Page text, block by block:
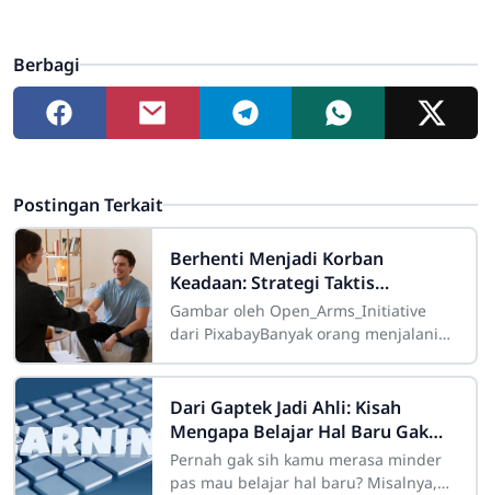
Berbagi
Postingan Terkait
Berhenti Menjadi Korban
Keadaan: Strategi Taktis
Menghapus Sifat Buruk untuk
Membentuk Karakter Kelas Atas
Gambar oleh Open_Arms_Initiative
dari PixabayBanyak orang menjalani
yang menyedihkan, berlindung di
balik kalimat
Dari Gaptek Jadi Ahli: Kisah
Mengapa Belajar Hal Baru Gak
Pernah Mengenal Kata Terlambat
Pernah gak sih kamu merasa minder
pas mau belajar hal baru? Misalnya,